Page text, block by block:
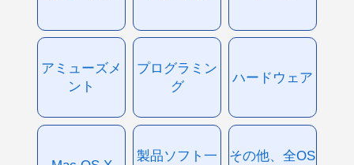
アミューズメ
ント
プログラミン
グ
ハードウェア
製品ソフト一
その他、全OS